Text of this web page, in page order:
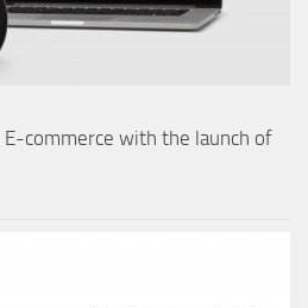
commerce with the launch of